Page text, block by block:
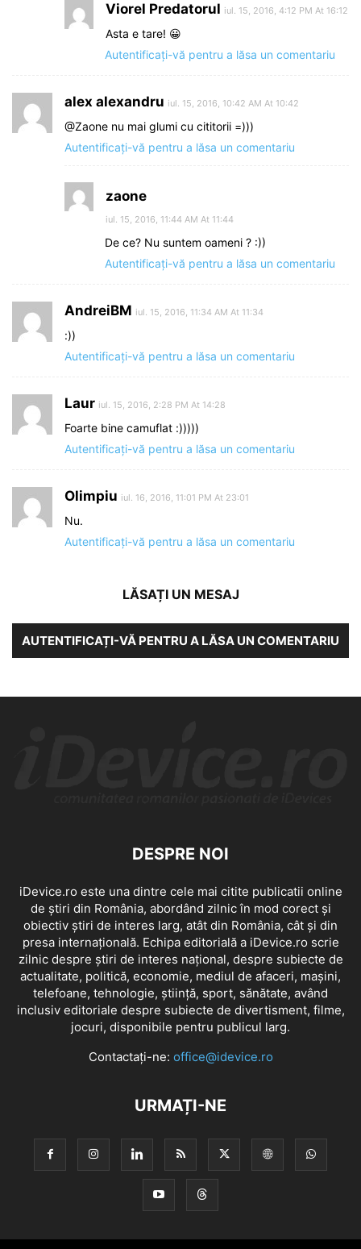
Viorel Predatorul iul. 15, 2016, 4:12 PM At 16:12
Asta e tare! 😀
Autentificați-vă pentru a lăsa un comentariu
alex alexandru iul. 15, 2016, 10:42 AM At 10:42
@Zaone nu mai glumi cu cititorii =)))
Autentificați-vă pentru a lăsa un comentariu
zaone
iul. 15, 2016, 11:44 AM At 11:44
De ce? Nu suntem oameni ? :))
Autentificați-vă pentru a lăsa un comentariu
AndreiBM iul. 15, 2016, 11:34 AM At 11:34
:))
Autentificați-vă pentru a lăsa un comentariu
Laur iul. 15, 2016, 2:28 PM At 14:28
Foarte bine camuflat :)))))
Autentificați-vă pentru a lăsa un comentariu
Olimpiu iul. 16, 2016, 11:01 PM At 23:01
Nu.
Autentificați-vă pentru a lăsa un comentariu
LĂSAȚI UN MESAJ
AUTENTIFICAȚI-VĂ PENTRU A LĂSA UN COMENTARIU
DESPRE NOI
iDevice.ro este una dintre cele mai citite publicatii online
de știri din România, abordând zilnic în mod corect și
obiectiv știri de interes larg, atât din România, cât și din
presa internațională. Echipa editorială a iDevice.ro scrie
zilnic despre știri de interes național, despre subiecte de
actualitate, politică, economie, mediul de afaceri, mașini,
telefoane, tehnologie, știință, sport, sănătate, având
inclusiv editoriale despre subiecte de divertisment, filme,
jocuri, disponibile pentru publicul larg.
Contactați-ne: office@idevice.ro
URMAȚI-NE